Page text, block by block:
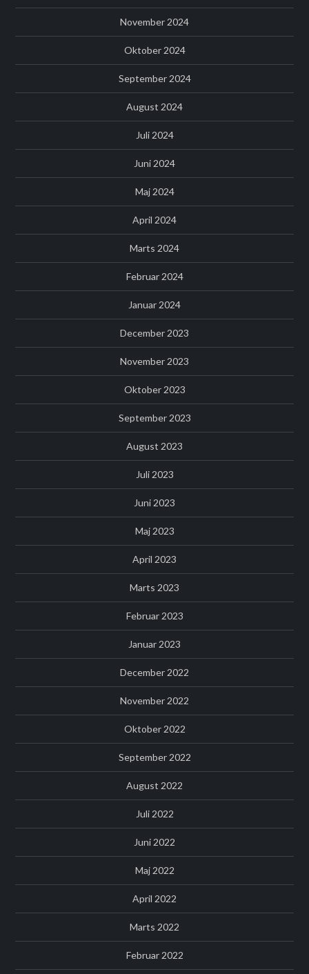
November 2024
Oktober 2024
September 2024
August 2024
Juli 2024
Juni 2024
Maj 2024
April 2024
Marts 2024
Februar 2024
Januar 2024
December 2023
November 2023
Oktober 2023
September 2023
August 2023
Juli 2023
Juni 2023
Maj 2023
April 2023
Marts 2023
Februar 2023
Januar 2023
December 2022
November 2022
Oktober 2022
September 2022
August 2022
Juli 2022
Juni 2022
Maj 2022
April 2022
Marts 2022
Februar 2022